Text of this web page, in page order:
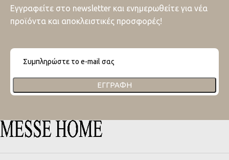
Εγγραφείτε στο newsletter και ενημερωθείτε για νέα
προϊόντα και αποκλειστικές προσφορές!
ΕΓΓΡΑΦΉ